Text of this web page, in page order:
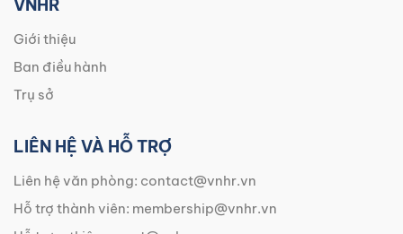
VNHR
Giới thiệu
Ban điều hành
Trụ sở
LIÊN HỆ VÀ HỖ TRỢ
Liên hệ văn phòng: contact@vnhr.vn
Hỗ trợ thành viên: membership@vnhr.vn